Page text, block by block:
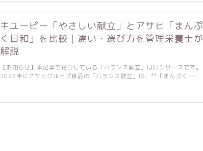
キユーピー「やさしい献立」とアサヒ「まんぷ
く日和」を比較｜違い・選び方を管理栄養士が
解説
【お知らせ】本記事で紹介している「バランス献立」は旧シリーズです。
2025年にアサヒグループ食品の「バランス献立」は、**「まんぷく …